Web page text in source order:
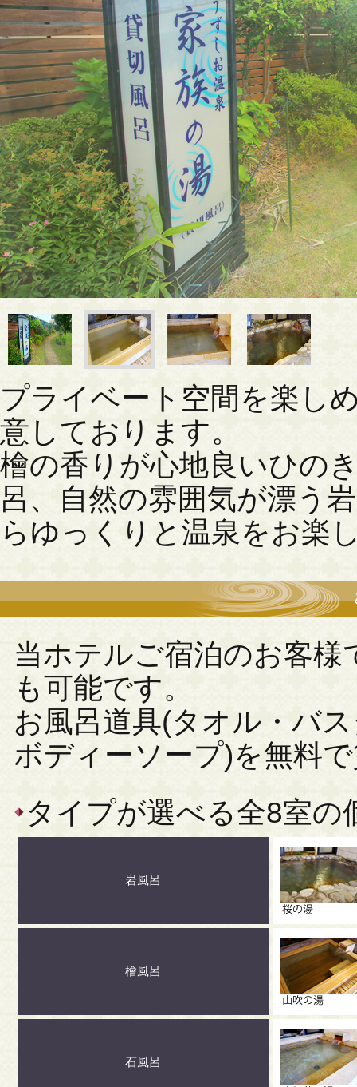
プライベート空間を楽し
意しております。
檜の香りが心地良いひの
呂、自然の雰囲気が漂う
らゆっくりと温泉をお楽
当ホテルご宿泊のお客
も可能です。
お風呂道具(タオル・バ
ボディーソープ)を無料
タイプが選べる全8室の
岩風呂
檜風呂
石風呂